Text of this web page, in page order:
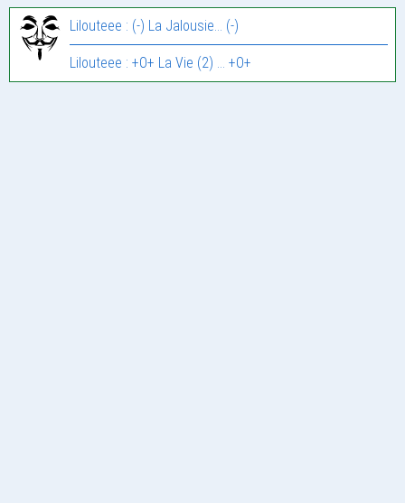
Lilouteee : (-) La Jalousie… (-)
Lilouteee : +O+ La Vie (2) … +O+